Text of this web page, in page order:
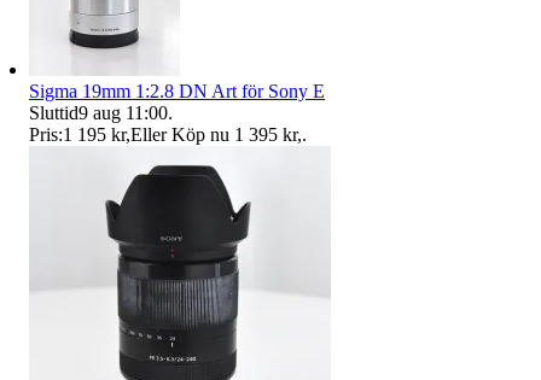
Sigma 19mm 1:2.8 DN Art för Sony E
Sluttid9 aug 11:00.
Pris:1 195 kr,Eller Köp nu 1 395 kr,.